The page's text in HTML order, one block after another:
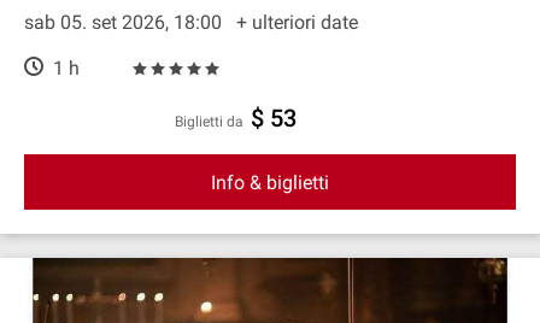
sab 05. set 2026, 18:00
+ ulteriori date
1 h
Biglietti da $ 53
Info & biglietti